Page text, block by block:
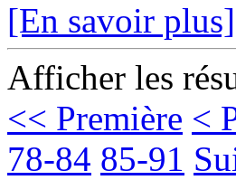
[En savoir plus]
Afficher les
<< Première <
78-84 85-91